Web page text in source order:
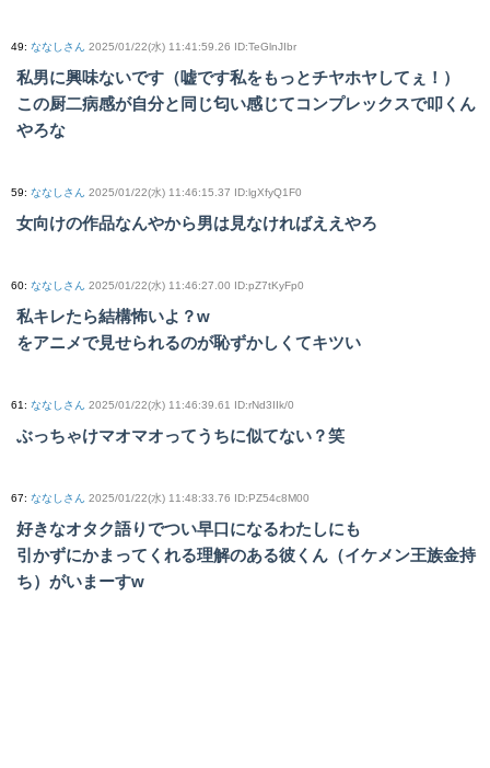
49: ななしさん 2025/01/22(水) 11:41:59.26 ID:TeGlnJIbr
私男に興味ないです（嘘です私をもっとチヤホヤしてぇ！）
この厨二病感が自分と同じ匂い感じてコンプレックスで叩くん
やろな
59: ななしさん 2025/01/22(水) 11:46:15.37 ID:lgXfyQ1F0
女向けの作品なんやから男は見なければええやろ
60: ななしさん 2025/01/22(水) 11:46:27.00 ID:pZ7tKyFp0
私キレたら結構怖いよ？w
をアニメで見せられるのが恥ずかしくてキツい
61: ななしさん 2025/01/22(水) 11:46:39.61 ID:rNd3IIk/0
ぶっちゃけマオマオってうちに似てない？笑
67: ななしさん 2025/01/22(水) 11:48:33.76 ID:PZ54c8M00
好きなオタク語りでつい早口になるわたしにも
引かずにかまってくれる理解のある彼くん（イケメン王族金持
ち）がいまーすw